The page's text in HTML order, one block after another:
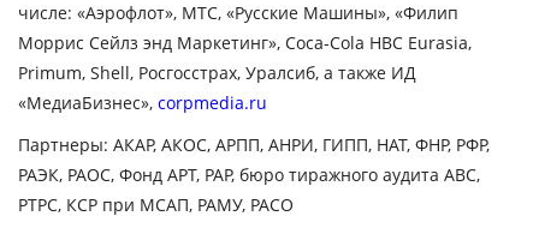
числе: «Аэрофлот», МТС, «Русские Машины», «Филип
Моррис Сейлз энд Маркетинг», Coca-Cola HBC Eurasia,
Primum, Shell, Росгосстрах, Уралсиб, а также ИД
«МедиаБизнес», corpmedia.ru
Партнеры: АКАР, АКОС, АРПП, АНРИ, ГИПП, НАТ, ФНР, РФР,
РАЭК, РАОС, Фонд АРТ, РАР, бюро тиражного аудита АВС,
РТРС, КСР при МСАП, РАМУ, РАСО